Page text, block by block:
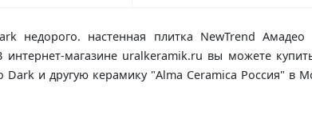
недорого. настенная плитка NewTrend
магазине uralkeramik.ru вы можете
и другую керамику "Alma Ceramica Россия" в